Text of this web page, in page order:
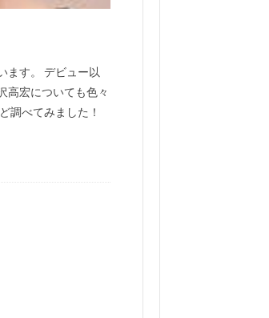
ます。 デビュー以
高宏についても色々
調べてみました！